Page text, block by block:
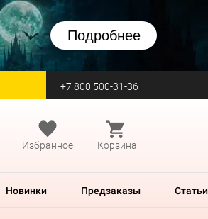
Подробнее
на Zvezda +7 800 500-31-36
Избранное Корзина
Новинки Предзаказы Статьи